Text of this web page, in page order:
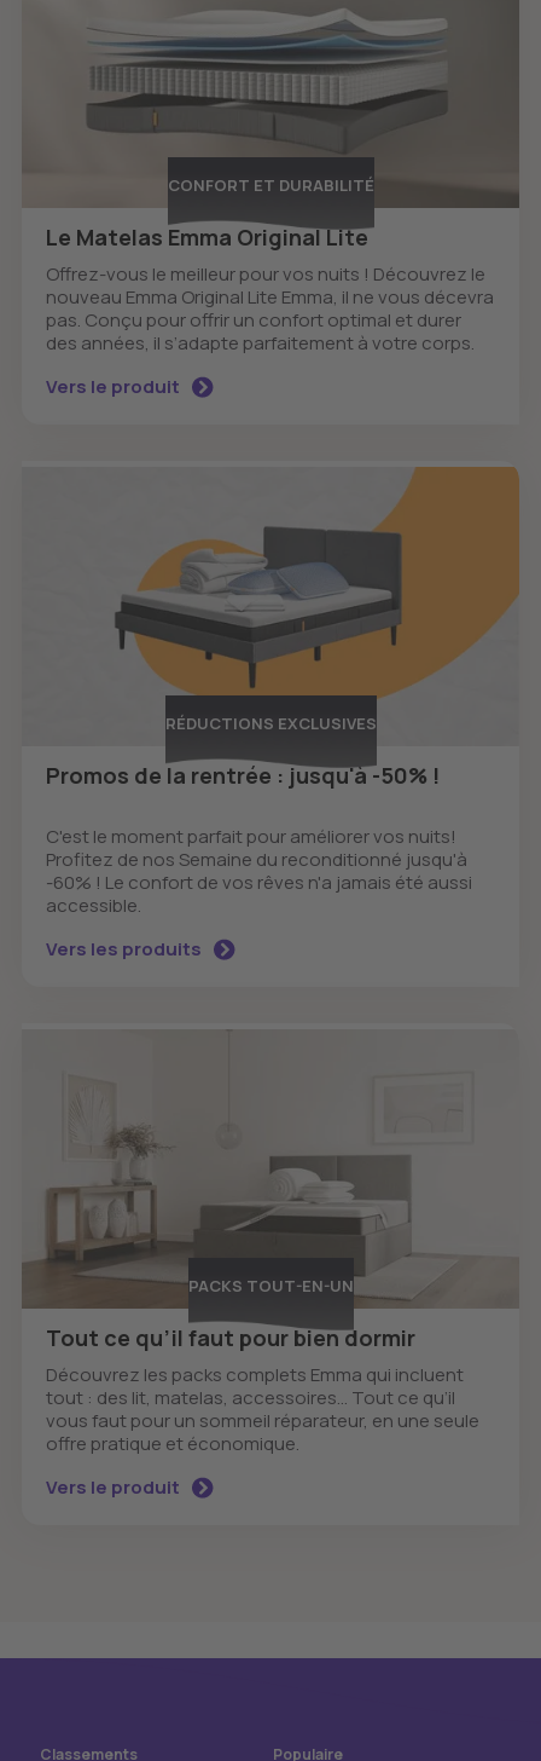
CONFORT ET DURABILITÉ
Le Matelas Emma Original Lite
Offrez-vous le meilleur pour vos nuits ! Découvrez le
nouveau Emma Original Lite Emma, il ne vous décevra
pas. Conçu pour offrir un confort optimal et durer
des années, il s’adapte parfaitement à votre corps.
Vers le produit
RÉDUCTIONS EXCLUSIVES
Promos de la rentrée : jusqu'à -50% !
C'est le moment parfait pour améliorer vos nuits!
Profitez de nos Semaine du reconditionné jusqu'à
-60% ! Le confort de vos rêves n'a jamais été aussi
accessible.
Vers les produits
PACKS TOUT-EN-UN
Tout ce qu’il faut pour bien dormir
Découvrez les packs complets Emma qui incluent
tout : des lit, matelas, accessoires... Tout ce qu’il
vous faut pour un sommeil réparateur, en une seule
offre pratique et économique.
Vers le produit
Classements Populaire